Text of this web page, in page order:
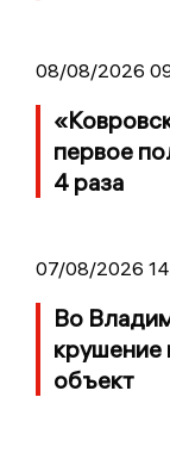
08/08/2026
первое
4 раза
07/08/2026
Во
крушение
объект